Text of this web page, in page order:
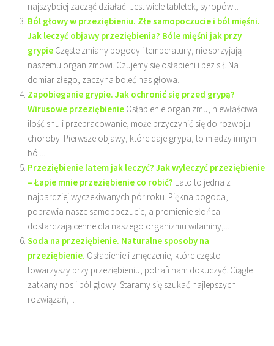
najszybciej zacząć działać. Jest wiele tabletek, syropów...
Ból głowy w przeziębieniu. Złe samopoczucie i ból mięśni.
Jak leczyć objawy przeziębienia? Bóle mięśni jak przy
grypie Częste zmiany pogody i temperatury, nie sprzyjają
naszemu organizmowi. Czujemy się osłabieni i bez sił. Na
domiar złego, zaczyna boleć nas głowa...
Zapobieganie grypie. Jak ochronić się przed grypą?
Wirusowe przeziębienie Osłabienie organizmu, niewłaściwa
ilość snu i przepracowanie, może przyczynić się do rozwoju
choroby. Pierwsze objawy, które daje grypa, to między innymi
ból...
Przeziębienie latem jak leczyć? Jak wyleczyć przeziębienie
– Łapie mnie przeziębienie co robić? Lato to jedna z
najbardziej wyczekiwanych pór roku. Piękna pogoda,
poprawia nasze samopoczucie, a promienie słońca
dostarczają cenne dla naszego organizmu witaminy,...
Soda na przeziębienie. Naturalne sposoby na
przeziębienie. Osłabienie i zmęczenie, które często
towarzyszy przy przeziębieniu, potrafi nam dokuczyć. Ciągle
zatkany nos i ból głowy. Staramy się szukać najlepszych
rozwiązań,...